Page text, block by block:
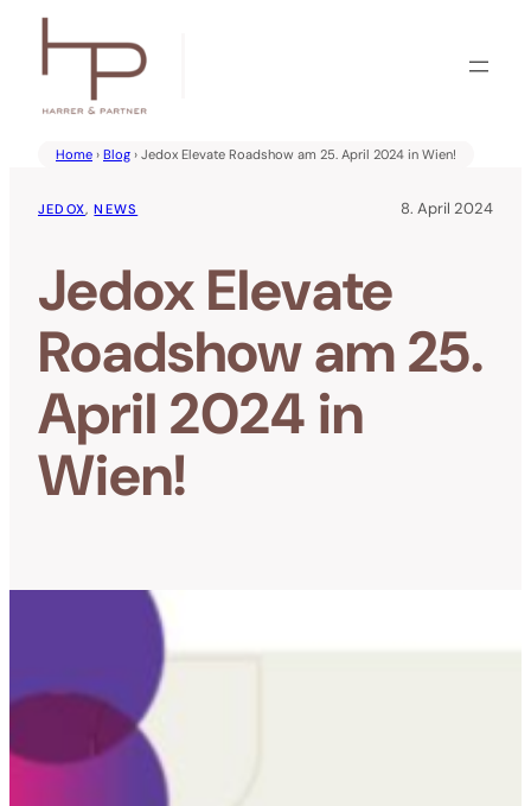
Inhalt
springen
Home › Blog › Jedox Elevate Roadshow am 25. April 2024 in Wien!
JEDOX, NEWS 8. April 2024
Jedox Elevate
Roadshow am 25.
April 2024 in
Wien!